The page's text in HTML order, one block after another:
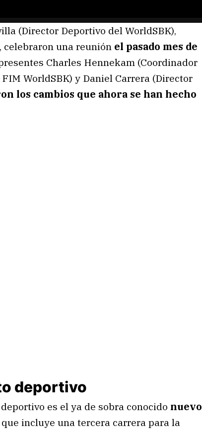
(Director Deportivo del WorldSBK),
celebraron una reunión el pasado mes de
Charles Hennekam (Coordinador
WorldSBK) y Daniel Carrera (Director
los cambios que ahora se han hecho
deportivo
es el ya de sobra conocido nuevo
que incluye una tercera carrera para la